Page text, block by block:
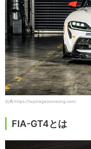
出典:https://toyotagazooracing.com/
FIA-GT4とは